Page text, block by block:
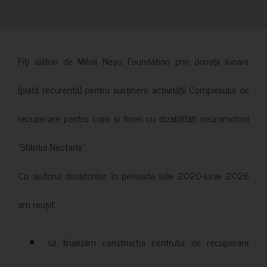
Fiți alături de Mihai Neșu Foundation prin donații lunare
(plată recurentă) pentru susținere activității Complexului de
recuperare pentru copii și tineri cu dizabilități neuromotorii
”Sfântul Nectarie”.
Cu ajutorul donatorilor, în perioada iulie 2020-iunie 2026
am reușit:
să finalizăm construcția centrului de recuperare